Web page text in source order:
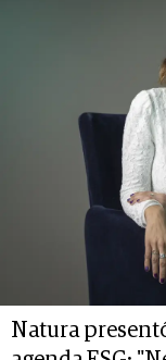
Natura